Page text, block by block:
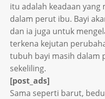
itu adalah keadaan yang
dalam perut ibu. Bayi
dan ia juga untuk
terkena kejutan
tubuh bayi masih dalam
sekeliling.
[post_ads]
Sama seperti barut,